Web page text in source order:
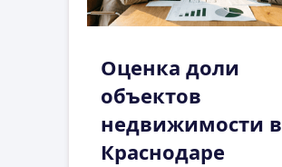
Оценка доли
объектов
недвижимости в
Краснодаре